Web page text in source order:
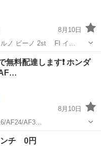
8月10日
ルノ ビーノ 2st FI イ…
ホンダ
無料配達します❗ ホンダ
8月10日
AF24/AF3…
DIO
ンチ 0円